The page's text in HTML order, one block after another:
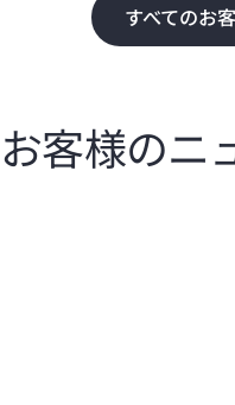
すべてのお
お客様のニ